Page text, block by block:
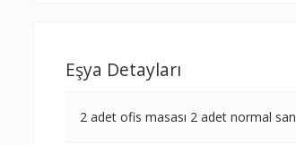
Eşya Detayları
2 adet ofis masası 2 adet normal